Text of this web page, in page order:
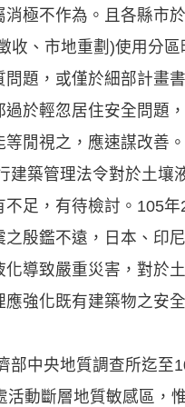
消極不作為。且各縣市
收、市地重劃)使用分
問題，或僅於細部計畫
過於輕忽居住安全問題
等閒視之，應速謀改善。
建築管理法令對於土壤
不足，有待檢討。105
之殷鑑不遠，日本、印
化導致嚴重災害，對於
應強化既有建築物之安
部中央地質調查所迄至
活動斷層地質敏感區，